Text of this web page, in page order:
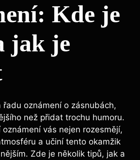
Kde je
jak je
řadu oznámení o zásnubách,
než přidat trochu humoru.
vás nejen rozesmějí,
a učiní tento okamžik
Zde je několik tipů, jak a